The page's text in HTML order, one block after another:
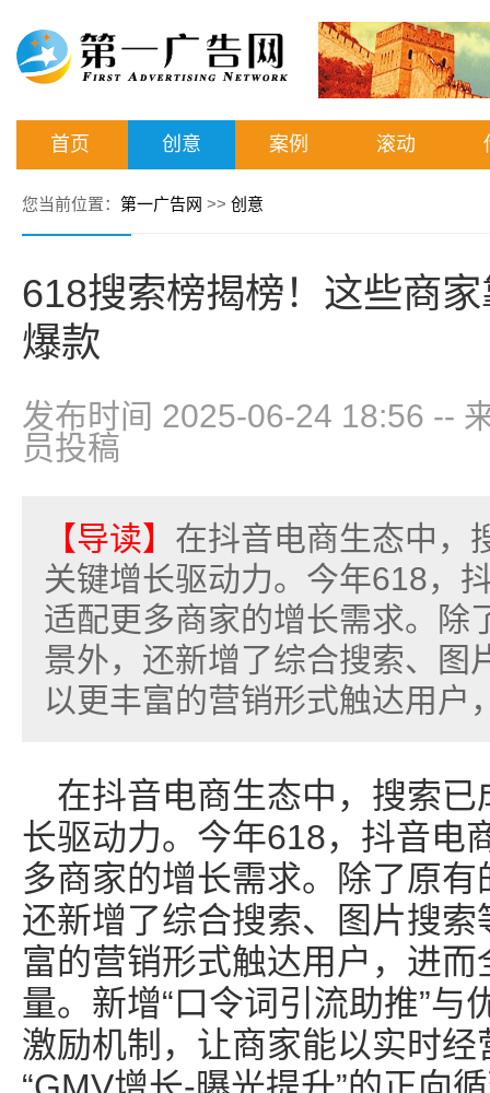
首页 创意 案例 滚动
您当前位置： 第一广告网 >> 创意
618搜索榜揭榜！这些商
爆款
发布时间 2025-06-24 18:56 --
员投稿
【导读】 在抖音电商生态中，
关键增长驱动力。今年618，
适配更多商家的增长需求。除
景外，还新增了综合搜索、图
以更丰富的营销形式触达用户
在抖音电商生态中，搜索
长驱动力。今年618，抖音电
多商家的增长需求。除了原有
还新增了综合搜索、图片搜
富的营销形式触达用户，进
量。新增“口令词引流助推”与
激励机制，让商家能以实时